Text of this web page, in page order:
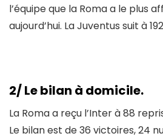
l’équipe que la Roma a le plus
aujourd’hui. La Juventus suit à
2/ Le bilan à domicile.
La Roma a reçu l’Inter à 88
Le bilan est de 36 victoires, 24